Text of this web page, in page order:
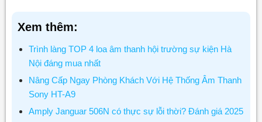
Xem thêm:
Trình làng TOP 4 loa âm thanh hội trường sự kiện Hà
Nội đáng mua nhất
Nâng Cấp Ngay Phòng Khách Với Hệ Thống Âm Thanh
Sony HT-A9
Amply Janguar 506N có thực sự lỗi thời? Đánh giá 2025